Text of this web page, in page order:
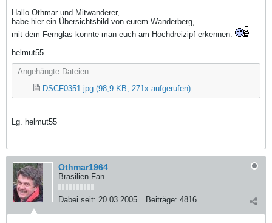
Hallo Othmar und Mitwanderer,
habe hier ein Übersichtsbild von eurem Wanderberg,
mit dem Fernglas konnte man euch am Hochdreizipf erkennen.
helmut55
Angehängte Dateien
DSCF0351.jpg (98,9 KB, 271x aufgerufen)
Lg. helmut55
Othmar1964
Brasilien-Fan
Dabei seit: 20.03.2005 Beiträge: 4816